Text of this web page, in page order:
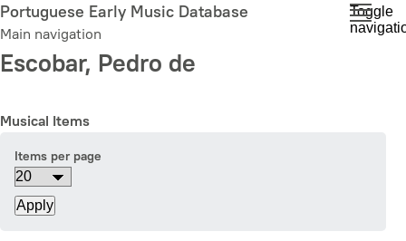
Skip
to
main
content
Portuguese Early Music Database
Main navigation
Toggle
Escobar, Pedro de
Musical Items
Items per page